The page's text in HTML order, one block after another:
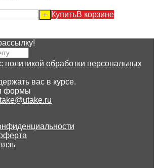
+ КупитьВ корзине
политикой обработки персональных
вас в курсе.
формы
take@utake.ru